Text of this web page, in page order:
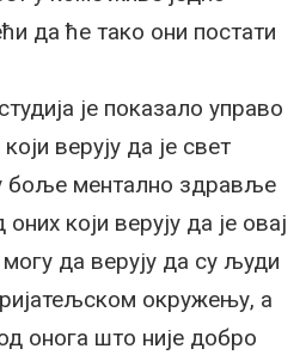
да ће тако они постати
је показало управо
верују да је свет
боље ментално здравље
који верују да је овај
да верују да су људи
окружењу, а
онога што није добро